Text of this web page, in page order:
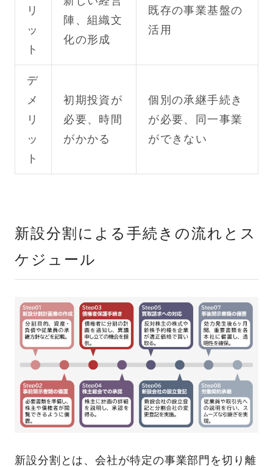
リ
ッ
ト
陣、組織文
化の形成
既存の事業基盤の
活用
デ
メ
リ
ッ
ト
初期投資が
必要、時間
がかかる
個別の承継手続き
が必要、同一事業
ができない
新設分割による手続きの流れとス
ケジュール
新設分割とは、会社が特定の事業部門を切り離